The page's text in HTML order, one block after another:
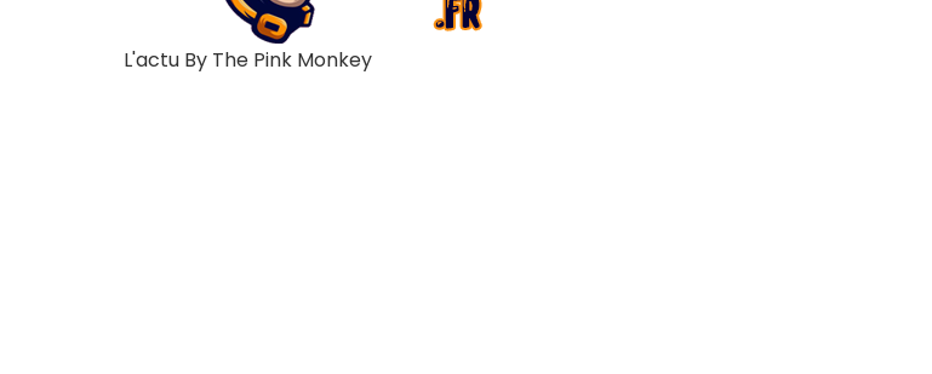
L'actu By The Pink Monkey